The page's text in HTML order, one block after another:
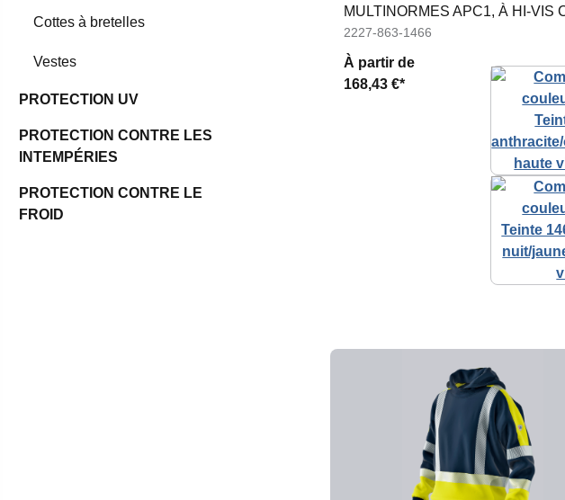
Cottes à bretelles
Vestes
PROTECTION UV
PROTECTION CONTRE LES
INTEMPÉRIES
PROTECTION CONTRE LE
FROID
MULTINORMES APC1, À HI-VIS
2227-863-1466
À partir de
168,43 €*